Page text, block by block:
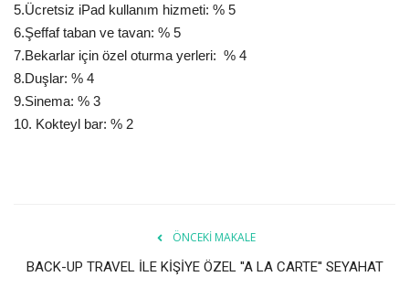
5.Ücretsiz iPad kullanım hizmeti: % 5
6.Şeffaf taban ve tavan: % 5
7.Bekarlar için özel oturma yerleri: % 4
8.Duşlar: % 4
9.Sinema: % 3
10. Kokteyl bar: % 2
ÖNCEKI MAKALE
BACK-UP TRAVEL İLE KİŞİYE ÖZEL ''A LA CARTE'' SEYAHAT